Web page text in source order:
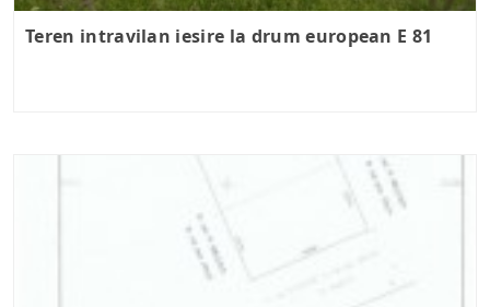
Teren intravilan iesire la drum european E 81